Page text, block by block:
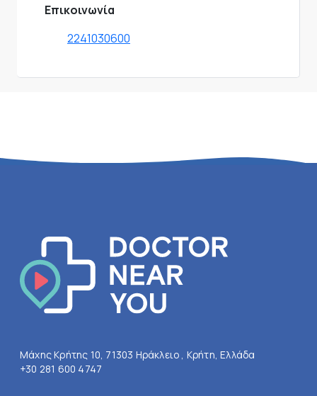
Επικοινωνία
2241030600
Μάχης Κρήτης 10, 71303 Ηράκλειο , Κρήτη, Ελλάδα
+30 281 600 4747